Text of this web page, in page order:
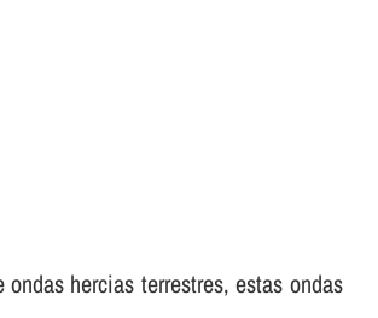
hercias terrestres, estas ondas